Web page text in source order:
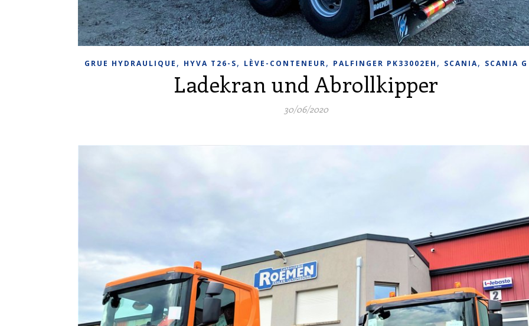
GRUE HYDRAULIQUE , HYVA T26-S, LÈVE-CONTENEUR, PALFINGER PK33002EH , SCANIA, SCANIA G
Ladekran und Abrollkipper
30/06/2020